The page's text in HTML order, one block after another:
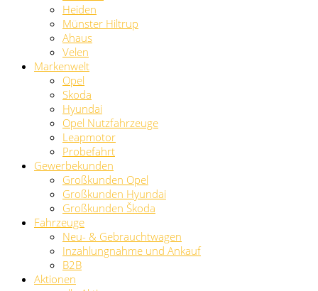
Heiden
Münster Hiltrup
Ahaus
Velen
Markenwelt
Opel
Skoda
Hyundai
Opel Nutzfahrzeuge
Leapmotor
Probefahrt
Gewerbekunden
Großkunden Opel
Großkunden Hyundai
Großkunden Škoda
Fahrzeuge
Neu- & Gebrauchtwagen
Inzahlungnahme und Ankauf
B2B
Aktionen